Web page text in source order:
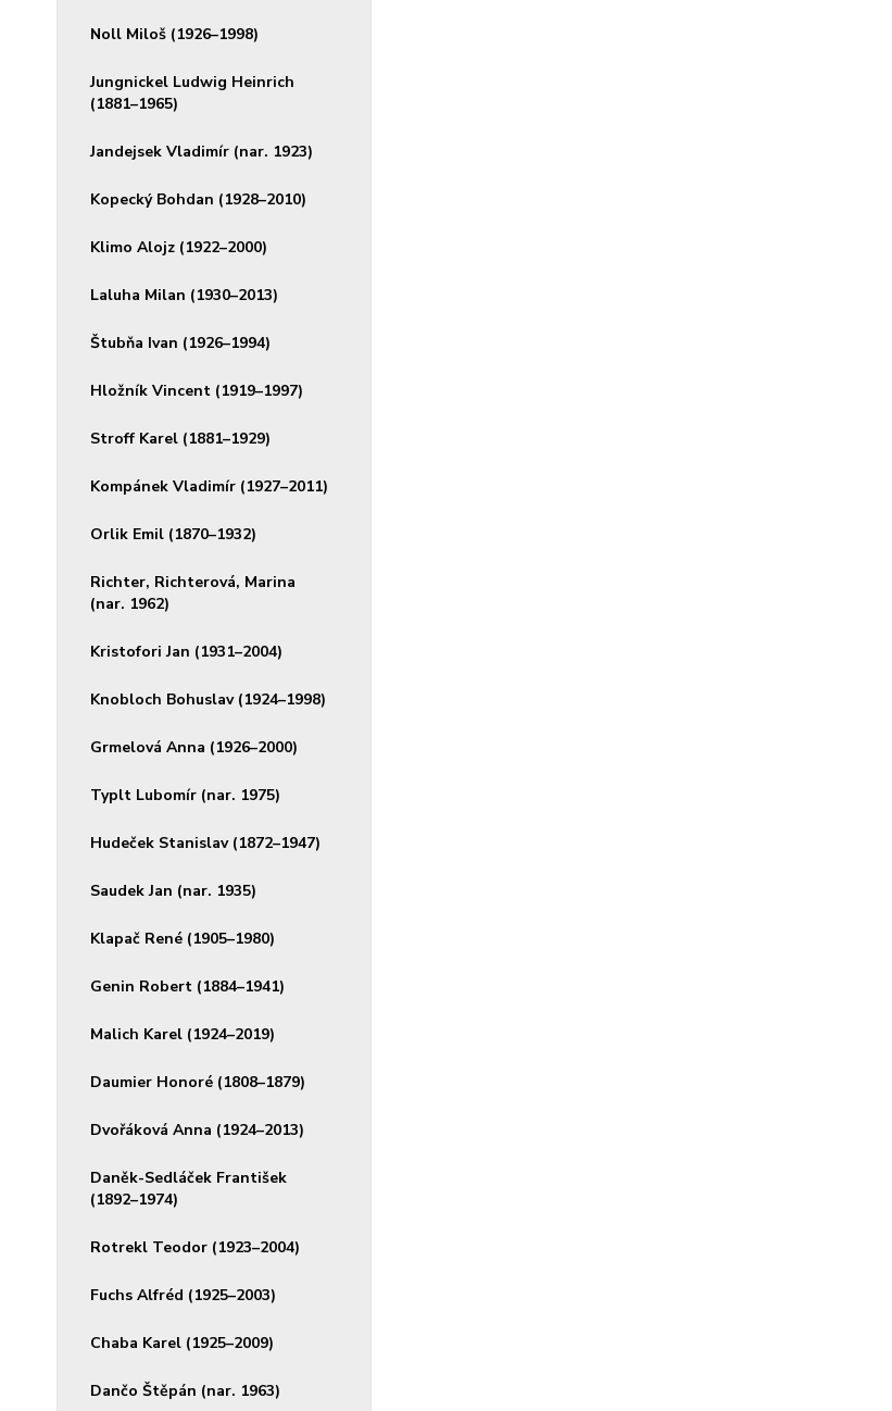
Noll Miloš (1926–1998)
Jungnickel Ludwig Heinrich
(1881–1965)
Jandejsek Vladimír (nar. 1923)
Kopecký Bohdan (1928–2010)
Klimo Alojz (1922–2000)
Laluha Milan (1930–2013)
Štubňa Ivan (1926–1994)
Hložník Vincent (1919–1997)
Stroff Karel (1881–1929)
Kompánek Vladimír (1927–2011)
Orlik Emil (1870–1932)
Richter, Richterová, Marina
(nar. 1962)
Kristofori Jan (1931–2004)
Knobloch Bohuslav (1924–1998)
Grmelová Anna (1926–2000)
Typlt Lubomír (nar. 1975)
Hudeček Stanislav (1872–1947)
Saudek Jan (nar. 1935)
Klapač René (1905–1980)
Genin Robert (1884–1941)
Malich Karel (1924–2019)
Daumier Honoré (1808–1879)
Dvořáková Anna (1924–2013)
Daněk-Sedláček František
(1892–1974)
Rotrekl Teodor (1923–2004)
Fuchs Alfréd (1925–2003)
Chaba Karel (1925–2009)
Dančo Štěpán (nar. 1963)